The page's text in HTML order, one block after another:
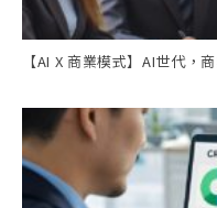
【AI X 商業模式】AI世代，